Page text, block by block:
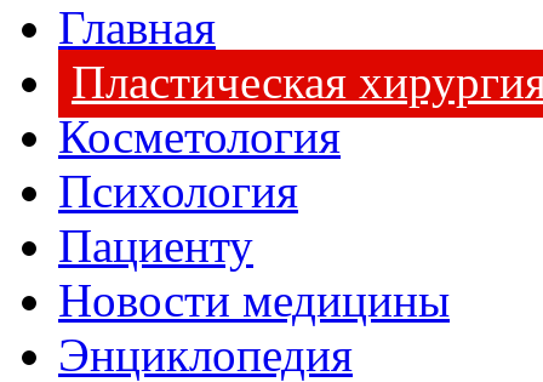
Главная
Пластическая
Косметология
Психология
Пациенту
Новости медицины
Энциклопедия